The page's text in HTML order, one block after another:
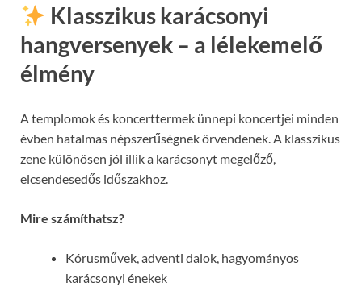
Klasszikus karácsonyi
hangversenyek – a lélekemelő
élmény
A templomok és koncerttermek ünnepi koncertjei minden
évben hatalmas népszerűségnek örvendenek. A klasszikus
zene különösen jól illik a karácsonyt megelőző,
elcsendesedős időszakhoz.
Mire számíthatsz?
Kórusművek, adventi dalok, hagyományos
karácsonyi énekek